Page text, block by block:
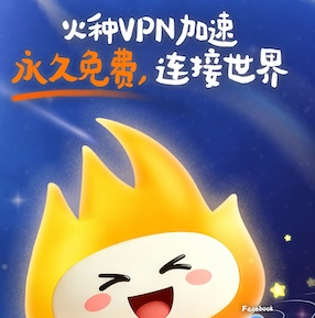
速服务器
网页版登录入口
bitznet hidecat i7加速器
kuai500
snap加速器 vp加速器
中信加速器
云速加速器
哔咔哔咔加速器 喵云 回锅肉加速器
小明加速器 小蓝鸟加速器
布谷vp加速器
心阶云 快连 怎么上外网
易飞加速器
机场加速器 松果云 梯子加速器